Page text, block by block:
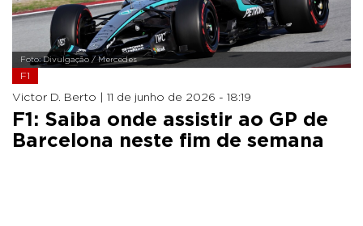
Foto: Divulgação / Mercedes
F1
Victor D. Berto | 11 de junho de 2026 - 18:19
F1: Saiba onde assistir ao GP de
Barcelona neste fim de semana